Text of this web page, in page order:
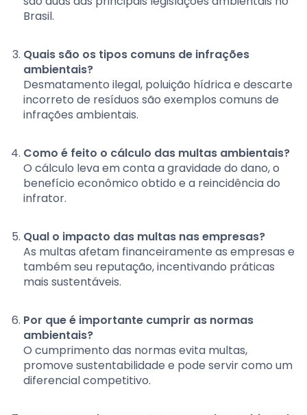
Brasil.
Quais são os tipos comuns de infrações
ambientais?
Desmatamento ilegal, poluição hídrica e descarte
incorreto de resíduos são exemplos comuns de
infrações ambientais.
Como é feito o cálculo das multas ambientais?
O cálculo leva em conta a gravidade do dano, o
benefício econômico obtido e a reincidência do
infrator.
Qual o impacto das multas nas empresas?
As multas afetam financeiramente as empresas e
também seu reputação, incentivando práticas
mais sustentáveis.
Por que é importante cumprir as normas
ambientais?
O cumprimento das normas evita multas,
promove sustentabilidade e pode servir como um
diferencial competitivo.